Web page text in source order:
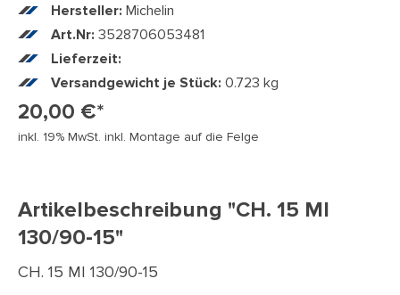
Hersteller: Michelin
Art.Nr: 3528706053481
Lieferzeit:
Versandgewicht je Stück: 0.723 kg
20,00 €*
inkl. 19% MwSt. inkl. Montage auf die Felge
Artikelbeschreibung "CH. 15 MI
130/90-15"
CH. 15 MI 130/90-15